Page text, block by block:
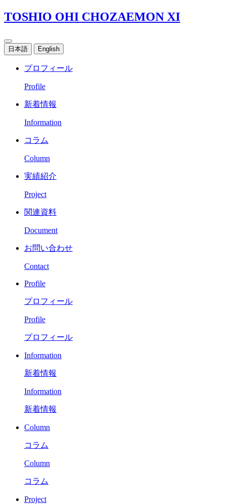
TOSHIO OHI CHOZAEMON XI
日本語 English
プロフィール
Profile
新着情報
Information
コラム
Column
実績紹介
Project
関連資料
Document
お問い合わせ
Contact
Profile
プロフィール
Profile
プロフィール
Information
新着情報
Information
新着情報
Column
コラム
Column
コラム
Project